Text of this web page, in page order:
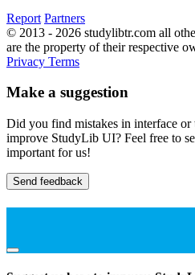
Report Partners
© 2013 - 2026 studylibtr.com all
are the property of their respective
Privacy Terms
Make a suggestion
Did you find mistakes in interface
improve StudyLib UI? Feel free to
important for us!
Send feedback